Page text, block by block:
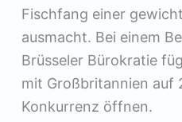
Fischfang einer
ausmacht. Bei einem
Brüsseler Bürokratie
mit Großbritannien auf
Konkurrenz öffnen.